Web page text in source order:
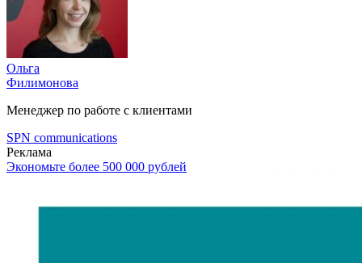
Ольга
Филимонова
Менеджер по работе с клиентами
SPN communications
Реклама
Экономьте более 500 000 рублей